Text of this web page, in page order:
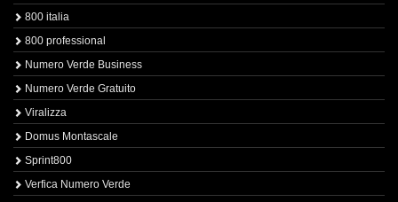
800 italia
800 professional
Numero Verde Business
Numero Verde Gratuito
Viralizza
Domus Montascale
Sprint800
Verfica Numero Verde